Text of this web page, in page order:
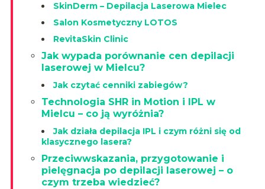
SkinDerm – Depilacja Laserowa Mielec
Salon Kosmetyczny LOTOS
RevitaSkin Clinic
Jak wypada porównanie cen depilacji
laserowej w Mielcu?
Jak czytać cenniki zabiegów?
Technologia SHR in Motion i IPL w
Mielcu – co ją wyróżnia?
Jak działa depilacja IPL i czym różni się od
klasycznego lasera?
Przeciwwskazania, przygotowanie i
pielęgnacja po depilacji laserowej – o
czym trzeba wiedzieć?